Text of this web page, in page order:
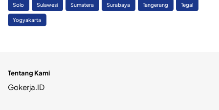
Solo Sulawesi Sumatera Surabaya Tangerang Tegal
Yogyakarta
Tentang Kami
Gokerja.ID